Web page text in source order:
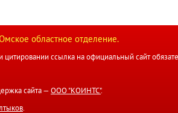
областное отделение.
цитировании ссылка на официальный сайт
сайта — ООО "КОИНТС".
.